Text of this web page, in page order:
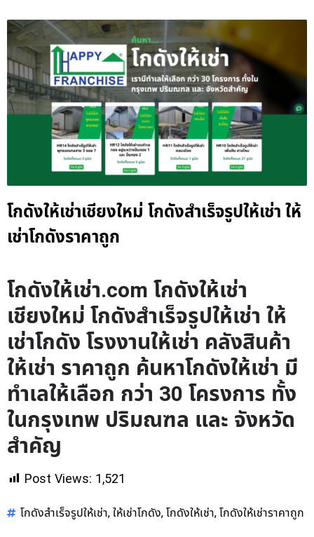
โกดังให้เช่าเชียงใหม่ โกดังสำเร็จรูปให้เช่า ให้
เช่าโกดังราคาถูก
โกดังให้เช่า.com โกดังให้เช่า
เชียงใหม่ โกดังสำเร็จรูปให้เช่า ให้
เช่าโกดัง โรงงานให้เช่า คลังสินค้า
ให้เช่า ราคาถูก ค้นหาโกดังให้เช่า มี
ทำเลให้เลือก กว่า 30 โครงการ ทั้ง
ในกรุงเทพ ปริมณฑล และ จังหวัด
สำคัญ
Post Views: 1,521
โกดังสำเร็จรูปให้เช่า, ให้เช่าโกดัง, โกดังให้เช่า, โกดังให้เช่าราคาถูก